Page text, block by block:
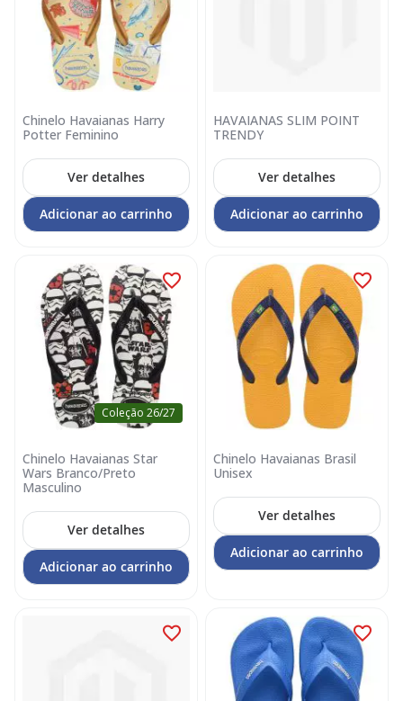
Chinelo Havaianas Harry
Potter Feminino
Ver detalhes
Adicionar ao carrinho
HAVAIANAS SLIM POINT
TRENDY
Ver detalhes
Adicionar ao carrinho
Coleção 26/27
Chinelo Havaianas Star
Wars Branco/Preto
Masculino
Ver detalhes
Adicionar ao carrinho
Chinelo Havaianas Brasil
Unisex
Ver detalhes
Adicionar ao carrinho